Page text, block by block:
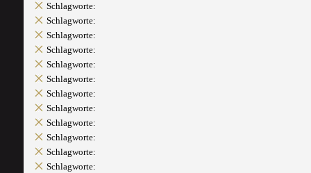
Schlagworte:
Schlagworte:
Schlagworte:
Schlagworte:
Schlagworte:
Schlagworte:
Schlagworte:
Schlagworte:
Schlagworte:
Schlagworte:
Schlagworte:
Schlagworte: